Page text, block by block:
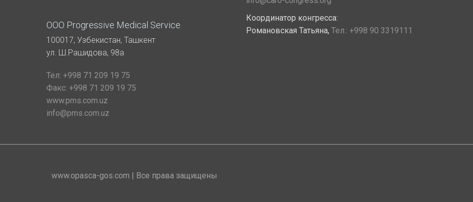
ООО Progressive Medical Service
100017, Узбекистан, Ташкент
ул. Ш.Рашидова, 98а
Тел: +998 71 209 19 75
Факс: +998 71 209 19 75
www.pms.com.uz
info@pms.com.uz
Координатор конгресса:
Романовская Татьяна, Тел.: +998 90 3319111
www.opasca-gos.com | Все права защищены